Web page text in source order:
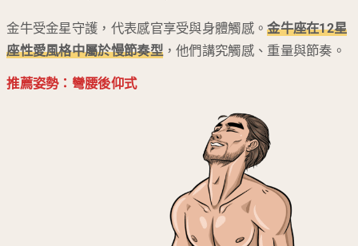
金牛受金星守護，代表感官享受與身體觸感。金牛座在12星
座性愛風格中屬於慢節奏型，他們講究觸感、重量與節奏。
推薦姿勢：彎腰後仰式